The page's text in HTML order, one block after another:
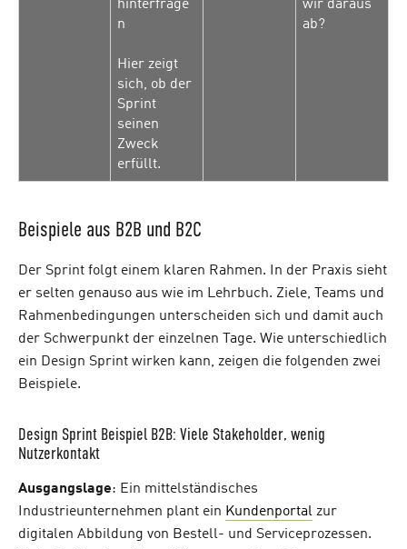
hinterfrage
n
Hier zeigt
sich, ob der
Sprint
seinen
Zweck
erfüllt.
wir daraus
ab?
Beispiele aus B2B und B2C
Der Sprint folgt einem klaren Rahmen. In der Praxis sieht
er selten genauso aus wie im Lehrbuch. Ziele, Teams und
Rahmenbedingungen unterscheiden sich und damit auch
der Schwerpunkt der einzelnen Tage. Wie unterschiedlich
ein Design Sprint wirken kann, zeigen die folgenden zwei
Beispiele.
Design Sprint Beispiel B2B: Viele Stakeholder, wenig
Nutzerkontakt
Ausgangslage: Ein mittelständisches
Industrieunternehmen plant ein Kundenportal zur
digitalen Abbildung von Bestell- und Serviceprozessen.